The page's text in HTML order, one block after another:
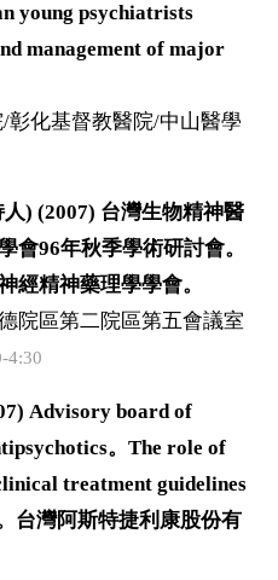
young psychiatrists
management of major
彰化基督教醫院/中山醫學
) (2007) 台灣生物精神醫
會96年秋季學術研討會。
經精神藥理學學會。
院區第二院區第五會議室
4:30
Advisory board of
。The role of
treatment guidelines
台灣阿斯特捷利康股份有